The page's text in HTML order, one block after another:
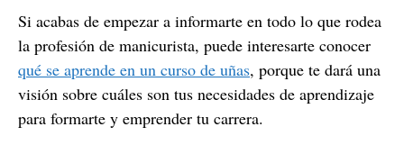
Si acabas de empezar a informarte en todo lo que rodea
la profesión de manicurista, puede interesarte conocer
qué se aprende en un curso de uñas, porque te dará una
visión sobre cuáles son tus necesidades de aprendizaje
para formarte y emprender tu carrera.